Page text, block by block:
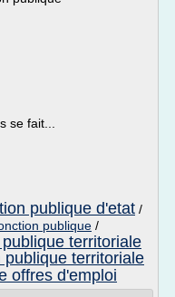
se fait...
publique d'etat /
publique /
territoriale
territoriale
offres d'emploi